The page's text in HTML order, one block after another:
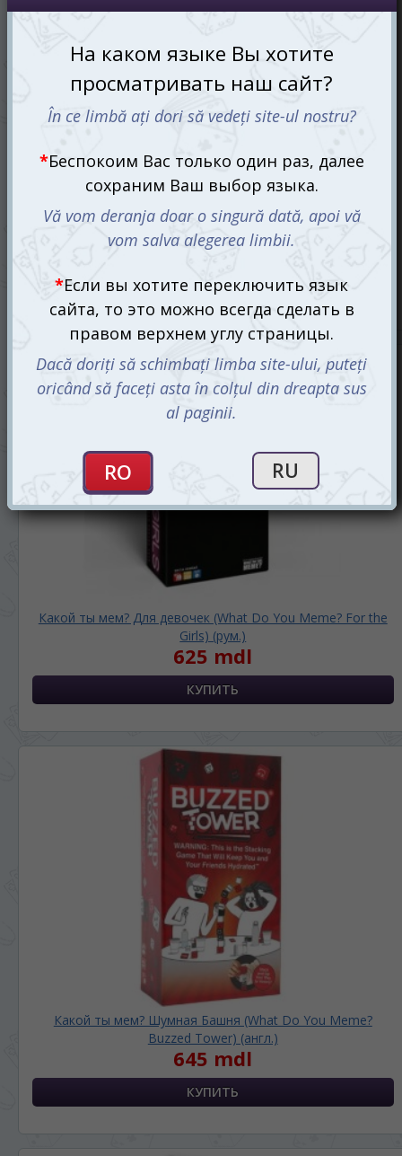
Какой ты мем? Двух зайцев одним выстрелом (What Do
You Meme? Two birds with one stone) (рум.)
550 mdl
Какой ты мем? Для девочек (What Do You Meme? For the
Girls) (рум.)
625 mdl
Какой ты мем? Шумная Башня (What Do You Meme?
Buzzed Tower) (англ.)
645 mdl